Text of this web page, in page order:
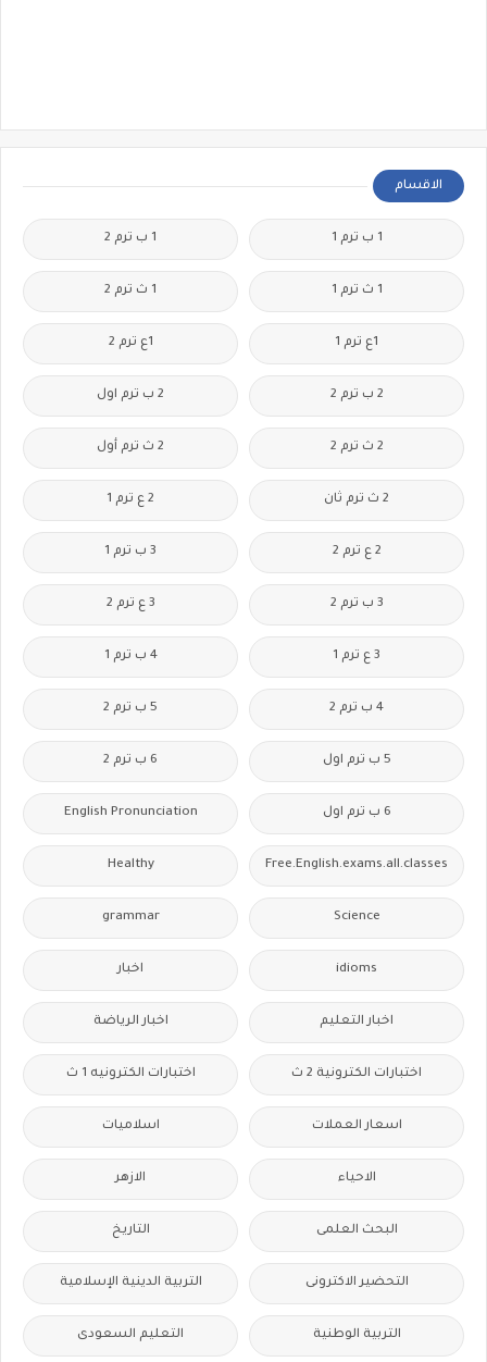
الاقسام
1 ب ترم 1 1 ب ترم 2
1 ث ترم 1 1 ث ترم 2
1ع ترم 1 1ع ترم 2
2 ب ترم 2 2 ب ترم اول
2 ث ترم 2 2 ث ترم أول
2 ث ترم ثان 2 ع ترم 1
2 ع ترم 2 3 ب ترم 1
3 ب ترم 2 3 ع ترم 2
3 ع ترم 1 4 ب ترم 1
4 ب ترم 2 5 ب ترم 2
5 ب ترم اول 6 ب ترم 2
6 ب ترم اول English Pronunciation
Free.English.exams.all.classes
Healthy
Science
grammar
idioms اخبار
اخبار التعليم اخبار الرياضة
اختبارات الكترونية 2 ث اختبارات الكترونيه 1 ث
اسعار العملات اسلاميات
الاحياء الازهر
البحث العلمى التاريخ
التحضير الاكترونى التربية الدينية الإسلامية
التربية الوطنية التعليم السعودى